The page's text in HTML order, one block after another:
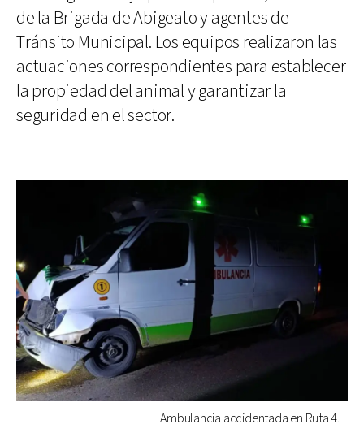
de la Brigada de Abigeato y agentes de
Tránsito Municipal. Los equipos realizaron las
actuaciones correspondientes para establecer
la propiedad del animal y garantizar la
seguridad en el sector.
Ambulancia accidentada en Ruta 4.